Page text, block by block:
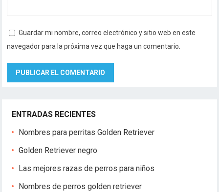
Guardar mi nombre, correo electrónico y sitio web en este
navegador para la próxima vez que haga un comentario.
ENTRADAS RECIENTES
Nombres para perritas Golden Retriever
Golden Retriever negro
Las mejores razas de perros para niños
Nombres de perros golden retriever